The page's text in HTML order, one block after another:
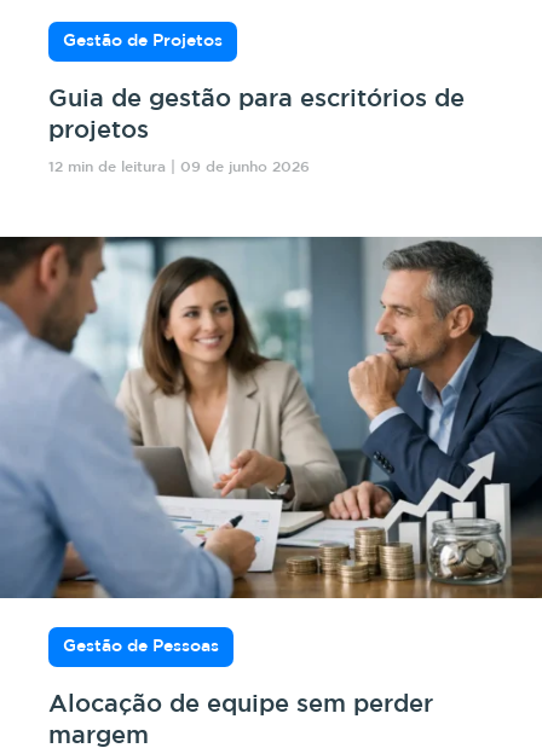
Gestão de Projetos
Guia de gestão para escritórios de
projetos
12 min de leitura | 09 de junho 2026
Gestão de Pessoas
Alocação de equipe sem perder
margem